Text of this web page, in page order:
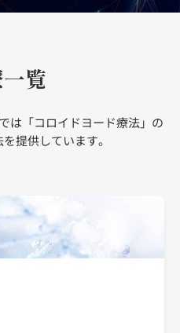
覧
は「コロイドヨード療法」の
提供しています。